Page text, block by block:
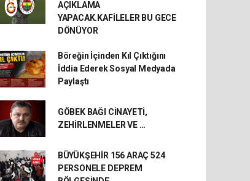
AÇIKLAMA
YAPACAK.KAFİLELER BU GECE
DÖNÜYOR
Böreğin İçinden Kıl Çıktığını
İddia Ederek Sosyal Medyada
Paylaştı
GÖBEK BAĞI CİNAYETİ,
ZEHİRLENMELER VE …
BÜYÜKŞEHİR 156 ARAÇ 524
PERSONELE DEPREM